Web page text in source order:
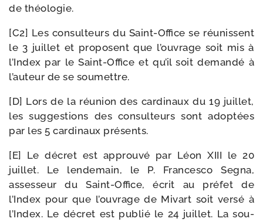
de théologie.
[C2] Les consul­teurs du Saint-​Office se réunissent
le 3 juillet et pro­posent que l’ouvrage soit mis à
l’Index par le Saint-​Office et qu’il soit deman­dé à
l’auteur de se soumettre.
[D] Lors de la réunion des car­di­naux du 19 juillet,
les sug­ges­tions des consul­teurs sont adop­tées
par les 5 car­di­naux présents.
[E] Le décret est approu­vé par Léon XIII le 20
juillet. Le len­de­main, le P. Francesco Segna,
asses­seur du Saint-​Office, écrit au pré­fet de
l’Index pour que l’ouvrage de Mivart soit ver­sé à
l’Index. Le décret est publié le 24 juillet. La sou­